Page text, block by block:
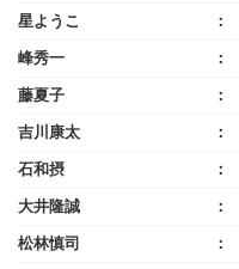
星ようこ
峰秀一
藤夏子
吉川康太
石和摂
大井隆誠
松林慎司